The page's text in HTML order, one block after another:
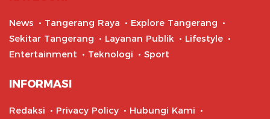
News Tangerang Raya
Explore Tangerang
Sekitar Tangerang
Layanan Publik
Lifestyle
Entertainment
Teknologi Sport
INFORMASI
Redaksi Privacy Policy
Hubungi Kami